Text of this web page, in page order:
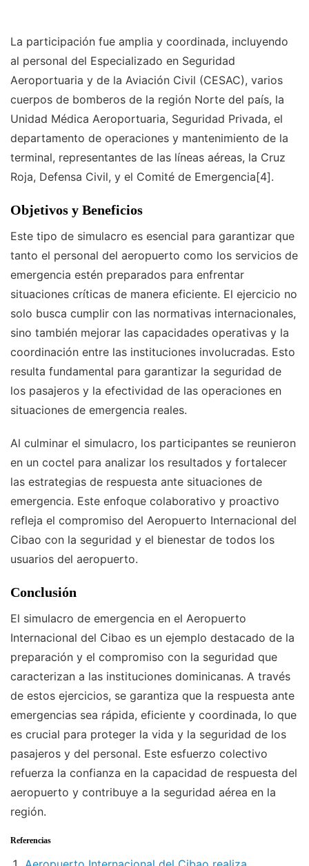
La participación fue amplia y coordinada, incluyendo
al personal del Especializado en Seguridad
Aeroportuaria y de la Aviación Civil (CESAC), varios
cuerpos de bomberos de la región Norte del país, la
Unidad Médica Aeroportuaria, Seguridad Privada, el
departamento de operaciones y mantenimiento de la
terminal, representantes de las líneas aéreas, la Cruz
Roja, Defensa Civil, y el Comité de Emergencia[4].
Objetivos y Beneficios
Este tipo de simulacro es esencial para garantizar que
tanto el personal del aeropuerto como los servicios de
emergencia estén preparados para enfrentar
situaciones críticas de manera eficiente. El ejercicio no
solo busca cumplir con las normativas internacionales,
sino también mejorar las capacidades operativas y la
coordinación entre las instituciones involucradas. Esto
resulta fundamental para garantizar la seguridad de
los pasajeros y la efectividad de las operaciones en
situaciones de emergencia reales.
Al culminar el simulacro, los participantes se reunieron
en un coctel para analizar los resultados y fortalecer
las estrategias de respuesta ante situaciones de
emergencia. Este enfoque colaborativo y proactivo
refleja el compromiso del Aeropuerto Internacional del
Cibao con la seguridad y el bienestar de todos los
usuarios del aeropuerto.
Conclusión
El simulacro de emergencia en el Aeropuerto
Internacional del Cibao es un ejemplo destacado de la
preparación y el compromiso con la seguridad que
caracterizan a las instituciones dominicanas. A través
de estos ejercicios, se garantiza que la respuesta ante
emergencias sea rápida, eficiente y coordinada, lo que
es crucial para proteger la vida y la seguridad de los
pasajeros y del personal. Este esfuerzo colectivo
refuerza la confianza en la capacidad de respuesta del
aeropuerto y contribuye a la seguridad aérea en la
región.
Referencias